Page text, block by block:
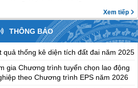
Xem tiếp
THÔNG BÁO
quả thống kê diện tích đất đai năm 2025
gia Chương trình tuyển chọn lao động
theo Chương trình EPS năm 2026